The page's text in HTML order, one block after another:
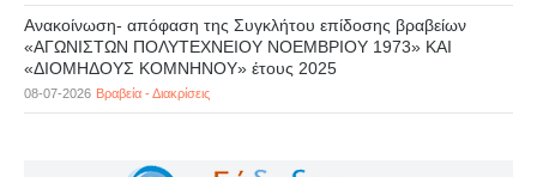
Ανακοίνωση- απόφαση της Συγκλήτου επίδοσης βραβείων
«ΑΓΩΝΙΣΤΩΝ ΠΟΛΥΤΕΧΝΕΙΟΥ ΝΟΕΜΒΡΙΟΥ 1973» ΚΑΙ
«ΔΙΟΜΗΔΟΥΣ ΚΟΜΝΗΝΟΥ» έτους 2025
08-07-2026 Βραβεία - Διακρίσεις